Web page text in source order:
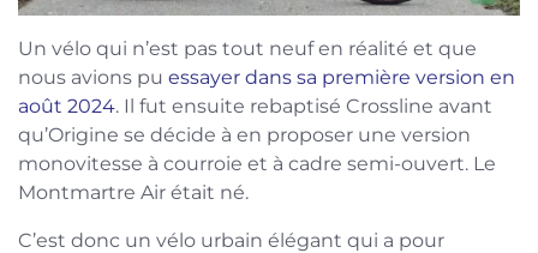
Un vélo qui n’est pas tout neuf en réalité et que
nous avions pu essayer dans sa première version en
août 2024. Il fut ensuite rebaptisé Crossline avant
qu’Origine se décide à en proposer une version
monovitesse à courroie et à cadre semi-ouvert. Le
Montmartre Air était né.
C’est donc un vélo urbain élégant qui a pour